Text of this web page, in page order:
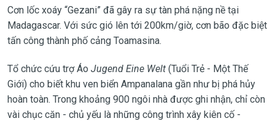
Cơn lốc xoáy “Gezani” đã gây ra sự tàn phá nặng nề tại
Madagascar. Với sức gió lên tới 200km/giờ, cơn bão đặc biệt
tấn công thành phố cảng Toamasina.
Tổ chức cứu trợ Áo Jugend Eine Welt (Tuổi Trẻ - Một Thế
Giới) cho biết khu ven biển Ampanalana gần như bị phá hủy
hoàn toàn. Trong khoảng 900 ngôi nhà được ghi nhận, chỉ còn
vài chục căn - chủ yếu là những công trình xây kiên cố -